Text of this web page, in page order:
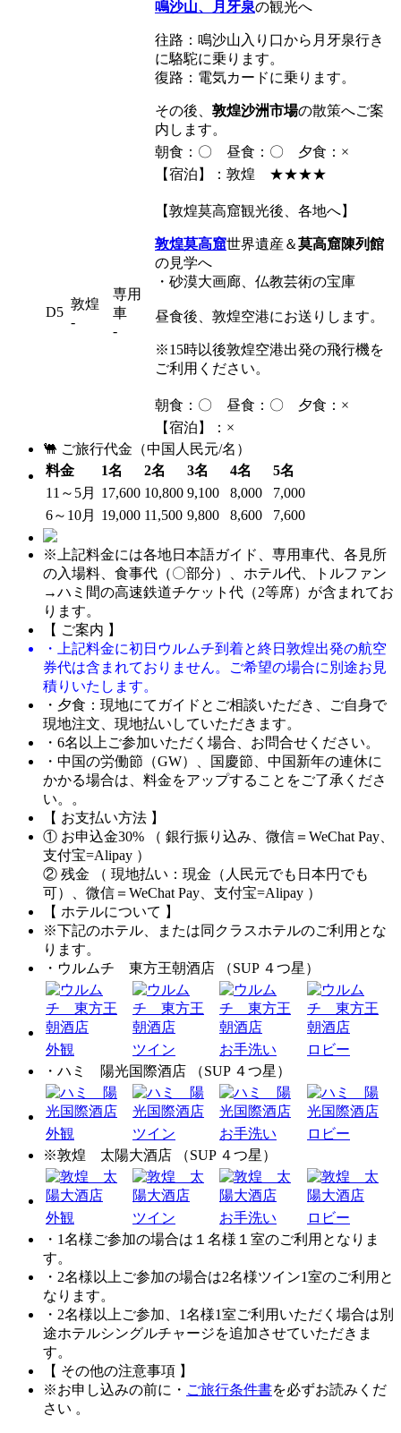
鳴沙山、月牙泉の観光へ
往路：鳴沙山入り口から月牙泉行き
に駱駝に乗ります。
復路：電気カードに乗ります。
その後、 敦煌沙洲市場の散策へご案
内します。
朝食：〇 昼食：〇 夕食：×
【宿泊】：敦煌 ★★★★
D5
敦煌
-
専用
車
-
【敦煌莫高窟観光後、各地へ】
敦煌莫高窟世界遺産＆莫高窟陳列館
の見学へ
・砂漠大画廊、仏教芸術の宝庫
昼食後、敦煌空港にお送りします。
※15時以後敦煌空港出発の飛行機を
ご利用ください。
朝食：〇 昼食：〇 夕食：×
【宿泊】：×
🐫 ご旅行代金（中国人民元/名）
料金
1名 2名 3名 4名
5名
11～5月
17,600 10,800 9,100 8,000
7,000
6～10月
19,000 11,500 9,800 8,600 7,600
※上記料金には各地日本語ガイド、専用車代、各見所
の入場料、食事代（〇部分）、ホテル代、トルファン
→ハミ間の高速鉄道チケット代（2等席）が含まれてお
ります。
【 ご案内 】
・上記料金に初日ウルムチ到着と終日敦煌出発の航空
券代は含まれておりません。ご希望の場合に別途お見
積りいたします。
・夕食：現地にてガイドとご相談いただき、ご自身で
現地注文、現地払いしていただきます。
・6名以上ご参加いただく場合、お問合せください。
・中国の労働節（GW）、国慶節、中国新年の連休に
かかる場合は、料金をアップすることをご了承くださ
い。。
【 お支払い方法 】
① お申込金30% （ 銀行振り込み、微信＝WeChat Pay、
支付宝=Alipay ）
② 残金 （ 現地払い：現金（人民元でも日本円でも
可）、微信＝WeChat Pay、支付宝=Alipay ）
【 ホテルについて 】
※下記のホテル、または同クラスホテルのご利用とな
ります。
・ウルムチ 東方王朝酒店 （SUP ４つ星）
外観 ツイン お手洗い
ロビー
・ハミ 陽光国際酒店 （SUP ４つ星）
外観 ツイン お手洗い
ロビー
※敦煌 太陽大酒店 （SUP ４つ星）
外観 ツイン お手洗い
ロビー
・1名様ご参加の場合は１名様１室のご利用となりま
す。
・2名様以上ご参加の場合は2名様ツイン1室のご利用と
なります。
・2名様以上ご参加、1名様1室ご利用いただく場合は別
途ホテルシングルチャージを追加させていただきま
す。
【 その他の注意事項 】
※お申し込みの前に・ ご旅行条件書を必ずお読みくだ
さい 。